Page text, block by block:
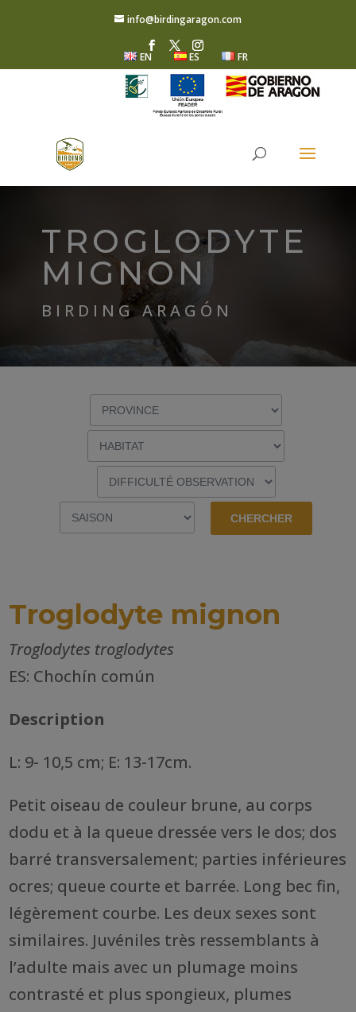
info@birdingaragon.com
EN ES FR
TROGLODYTE
MIGNON
BIRDING ARAGÓN
Troglodyte mignon
Troglodytes troglodytes
ES: Chochín común
Description
L: 9- 10,5 cm; E: 13-17cm.
Petit oiseau de couleur brune, au corps
dodu et à la queue dressée vers le dos; dos
barré transversalement; parties inférieures
ocres; queue courte et barrée. Long bec fin,
légèrement courbe. Les deux sexes sont
similaires. Juvéniles très ressemblants à
l’adulte mais avec un plumage moins
contrasté et plus spongieux, plumes